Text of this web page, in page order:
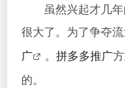
虽然兴起才几
很大了。为了争夺流
广
。 拼多多推广
的。